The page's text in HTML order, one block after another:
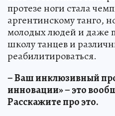
протезе ноги стала
аргентинскому танго,
молодых людей и даже
школу танцев и
реабилитироваться.
– Ваш инклюзивный
инновации» – это
Расскажите про это.